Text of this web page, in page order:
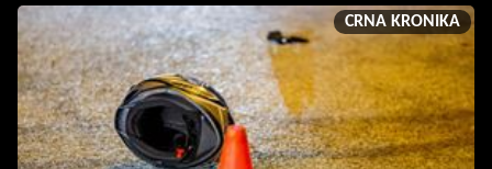
CRNA KRONIKA